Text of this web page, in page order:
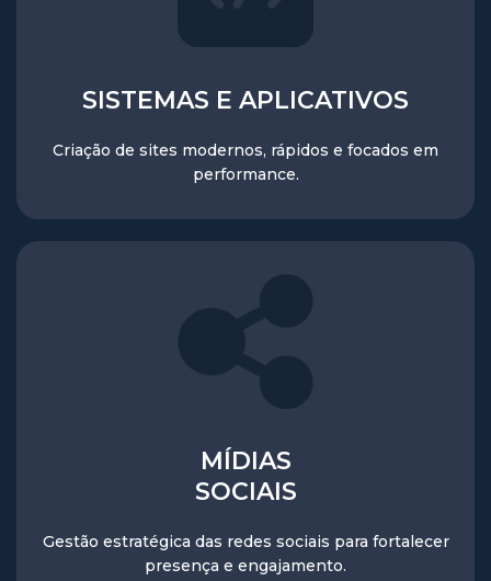
SISTEMAS E APLICATIVOS
Criação de sites modernos, rápidos e focados em
performance.
MÍDIAS
SOCIAIS
Gestão estratégica das redes sociais para fortalecer
presença e engajamento.